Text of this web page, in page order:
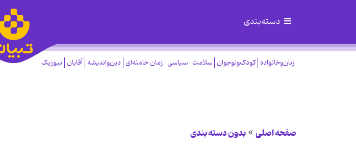
دسته‌بندی
زنان‌وخانواده کودک‌ونوجوان سلامت سیاسی زمان خامنه‌ای دین‌واندیشه آقایان نیوزیک
صفحه اصلی بدون دسته بندی